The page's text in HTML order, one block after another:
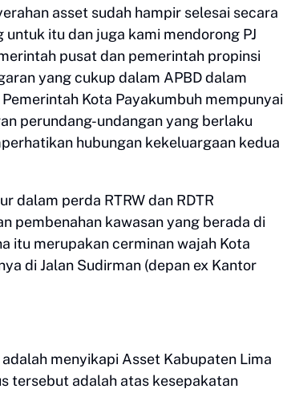
asset sudah hampir selesai secara
itu dan juga kami mendorong PJ
pusat dan pemerintah propinsi
yang cukup dalam APBD dalam
Kota Payakumbuh mempunyai
perundang-undangan yang berlaku
hubungan kekeluargaan kedua
dalam perda RTRW dan RDTR
pembenahan kawasan yang berada di
itu merupakan cerminan wajah Kota
di Jalan Sudirman (depan ex Kantor
menyikapi Asset Kabupaten Lima
tersebut adalah atas kesepakatan